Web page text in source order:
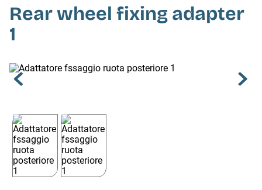
Rear wheel fixing adapter
1